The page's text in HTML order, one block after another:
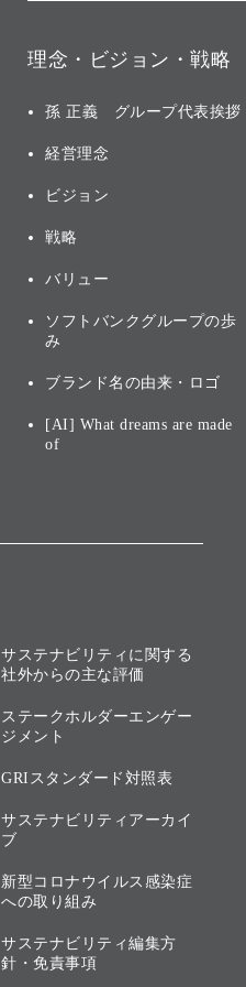
理念・ビジョン・戦略
孫 正義 グループ代表挨拶
経営理念
ビジョン
戦略
バリュー
ソフトバンクグループの歩
み
ブランド名の由来・ロゴ
[AI] What dreams are made
of
サステナビリティに関する
社外からの主な評価
ステークホルダーエンゲー
ジメント
GRIスタンダード対照表
サステナビリティアーカイ
ブ
新型コロナウイルス感染症
への取り組み
サステナビリティ編集方
針・免責事項